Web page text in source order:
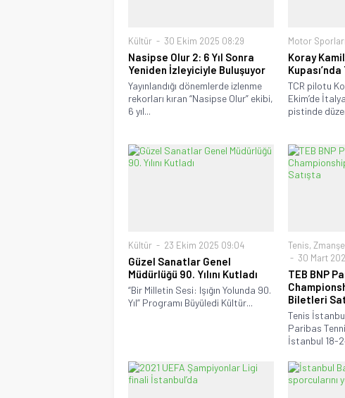
Kültür 30 Ekim 2025 08:29
Nasipse Olur 2: 6 Yıl Sonra
Yeniden İzleyiciyle Buluşuyor
Yayınlandığı dönemlerde izlenme
rekorları kıran “Nasipse Olur” ekibi,
6 yıl...
Motor Sporları
Koray
TCR pilotu
Ekim’de
pistinde
Kültür 23 Ekim 2025 09:04
Güzel Sanatlar Genel
Müdürlüğü 90. Yılını Kutladı
“Bir Milletin Sesi: Işığın Yolunda 90.
Yıl” Programı Büyüledi Kültür...
Tenis,
30 Mart
TEB BNP
Biletleri
Tenis
Paribas
İstanbul 18-